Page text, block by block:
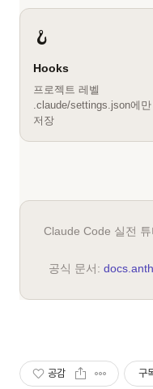
🪝
Hooks
프로젝트 레벨
.claude/settings.json에만
저장
Claude Code 실전
공식 문서:
공감 구